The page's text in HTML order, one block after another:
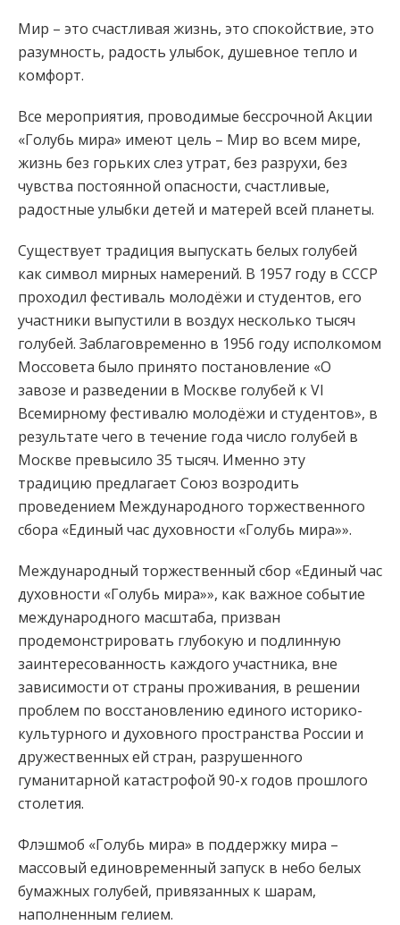
Мир – это счастливая жизнь, это спокойствие, это
разумность, радость улыбок, душевное тепло и
комфорт.
Все мероприятия, проводимые бессрочной Акции
«Голубь мира» имеют цель – Мир во всем мире,
жизнь без горьких слез утрат, без разрухи, без
чувства постоянной опасности, счастливые,
радостные улыбки детей и матерей всей планеты.
Существует традиция выпускать белых голубей
как символ мирных намерений. В 1957 году в СССР
проходил фестиваль молодёжи и студентов, его
участники выпустили в воздух несколько тысяч
голубей. Заблаговременно в 1956 году исполкомом
Моссовета было принято постановление «О
завозе и разведении в Москве голубей к VI
Всемирному фестивалю молодёжи и студентов», в
результате чего в течение года число голубей в
Москве превысило 35 тысяч. Именно эту
традицию предлагает Союз возродить
проведением Международного торжественного
сбора «Единый час духовности «Голубь мира»».
Международный торжественный сбор «Единый час
духовности «Голубь мира»», как важное событие
международного масштаба, призван
продемонстрировать глубокую и подлинную
заинтересованность каждого участника, вне
зависимости от страны проживания, в решении
проблем по восстановлению единого историко-
культурного и духовного пространства России и
дружественных ей стран, разрушенного
гуманитарной катастрофой 90-х годов прошлого
столетия.
Флэшмоб «Голубь мира» в поддержку мира –
массовый единовременный запуск в небо белых
бумажных голубей, привязанных к шарам,
наполненным гелием.